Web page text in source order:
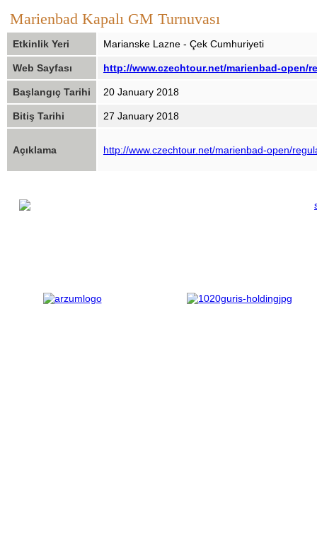
Marienbad Kapalı GM Turnuvası
Etkinlik Yeri Marianske Lazne - Çek Cumhuriyeti
Web Sayfası http://www.czechtour.net/marienbad-open/
Başlangıç Tarihi 20 January 2018
Bitiş Tarihi 27 January 2018
Açıklama http://www.czechtour.net/marienbad-open/